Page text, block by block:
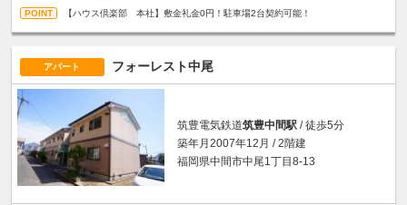
【ハウス倶楽部 本社】敷金礼金0円！駐車場2台契約可能！
アパート フォーレスト中尾
筑豊電気鉄道筑豊中間駅 / 徒歩5分
築年月2007年12月 / 2階建
福岡県中間市中尾1丁目8-13